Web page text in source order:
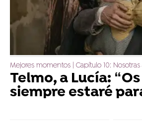
Mejores momentos | Capítulo 10:
Telmo, a Lucía:
siempre estaré